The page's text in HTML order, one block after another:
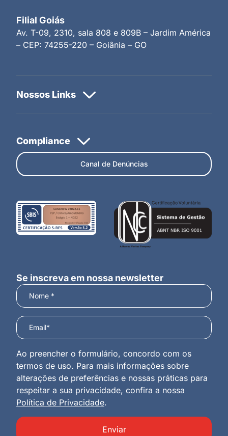
Filial Goiás
Av. T-09, 2310, sala 808 e 809B – Jardim América
– CEP: 74255-220 – Goiânia – GO
Canal de Denúncias
Se inscreva em nossa newsletter
Ao preencher o formulário, concordo com os
termos de uso. Para mais informações sobre
alterações de preferências e nossas práticas para
respeitar a sua privacidade, confira a nossa
Política de Privacidade.
Enviar